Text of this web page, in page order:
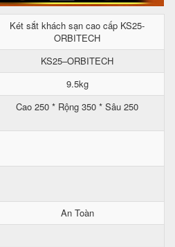
Két sắt khách sạn cao cấp KS25-
ORBITECH
KS25–ORBITECH
9.5kg
Cao 250 * Rộng 350 * Sâu 250
An Toàn